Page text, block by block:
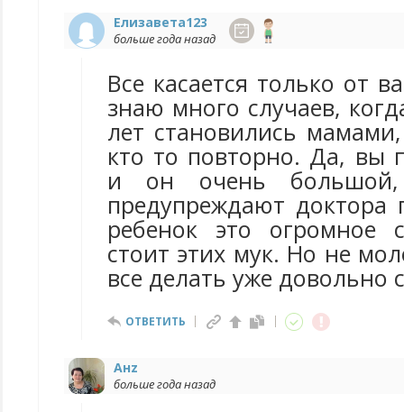
Елизавета123
больше года назад
Все касается только от
знаю много случаев,
лет становились
кто то повторно. Да, вы
и он очень
предупреждают доктора
ребенок это огромное
стоит этих мук. Но не
все делать уже довольно
ОТВЕТИТЬ
Анz
больше года назад